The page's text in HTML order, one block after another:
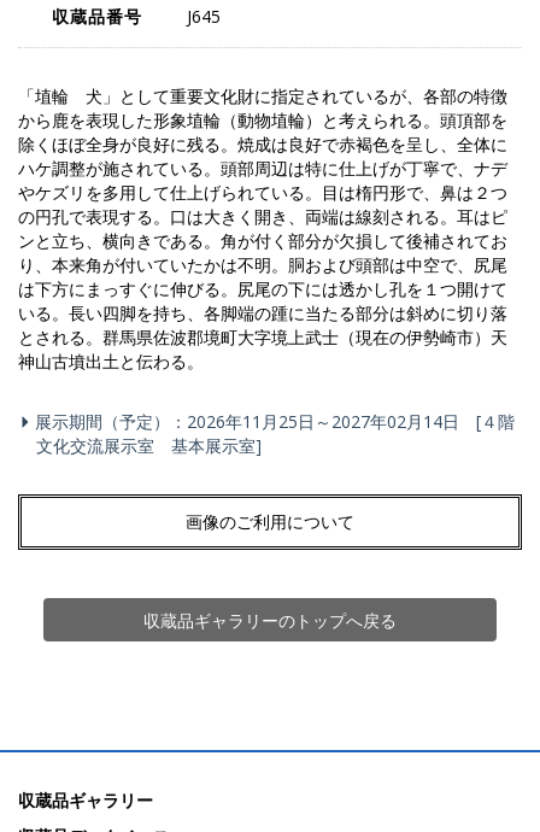
収蔵品番号 J645
「埴輪 犬」として重要文化財に指定されているが、各部の特徴
から鹿を表現した形象埴輪（動物埴輪）と考えられる。頭頂部を
除くほぼ全身が良好に残る。焼成は良好で赤褐色を呈し、全体に
ハケ調整が施されている。頭部周辺は特に仕上げが丁寧で、ナデ
やケズリを多用して仕上げられている。目は楕円形で、鼻は２つ
の円孔で表現する。口は大きく開き、両端は線刻される。耳はピ
ンと立ち、横向きである。角が付く部分が欠損して後補されてお
り、本来角が付いていたかは不明。胴および頭部は中空で、尻尾
は下方にまっすぐに伸びる。尻尾の下には透かし孔を１つ開けて
いる。長い四脚を持ち、各脚端の踵に当たる部分は斜めに切り落
とされる。群馬県佐波郡境町大字境上武士（現在の伊勢崎市）天
神山古墳出土と伝わる。
展示期間（予定）：2026年11月25日～2027年02月14日 [４階
文化交流展示室 基本展示室]
画像のご利用について
収蔵品ギャラリーのトップへ戻る
収蔵品ギャラリー